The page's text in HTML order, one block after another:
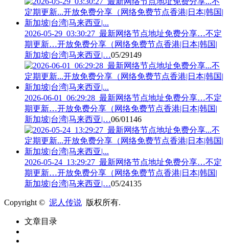
2026-05-29_03:30:27_最新网络节点地址免费分享…不定
期更新…开放免费分享（网络免费节点香港|日本|韩国|
新加坡|台湾|马来西亚|…05/29149
2026-06-01_06:29:28_最新网络节点地址免费分享…不定
期更新…开放免费分享（网络免费节点香港|日本|韩国|
新加坡|台湾|马来西亚|…06/01 146
2026-05-24_13:29:27_最新网络节点地址免费分享…不定
期更新…开放免费分享（网络免费节点香港|日本|韩国|
新加坡|台湾|马来西亚|…05/24135
Copyright © 泥人传说 版权所有.
文章目录